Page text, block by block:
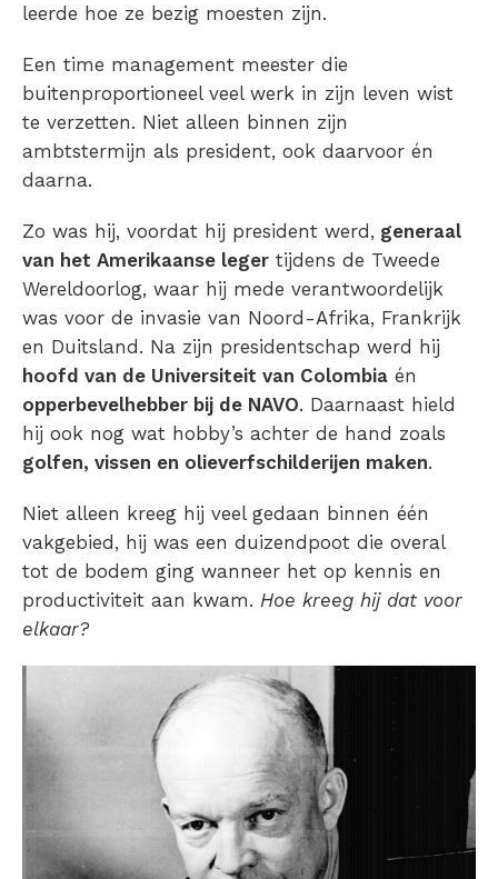
leerde hoe ze bezig moesten zijn.
Een time management meester die
buitenproportioneel veel werk in zijn leven wist
te verzetten. Niet alleen binnen zijn
ambtstermijn als president, ook daarvoor én
daarna.
Zo was hij, voordat hij president werd, generaal
van het Amerikaanse leger tijdens de Tweede
Wereldoorlog, waar hij mede verantwoordelijk
was voor de invasie van Noord-Afrika, Frankrijk
en Duitsland. Na zijn presidentschap werd hij
hoofd van de Universiteit van Colombia én
opperbevelhebber bij de NAVO. Daarnaast hield
hij ook nog wat hobby’s achter de hand zoals
golfen, vissen en olieverfschilderijen maken.
Niet alleen kreeg hij veel gedaan binnen één
vakgebied, hij was een duizendpoot die overal
tot de bodem ging wanneer het op kennis en
productiviteit aan kwam. Hoe kreeg hij dat voor
elkaar?